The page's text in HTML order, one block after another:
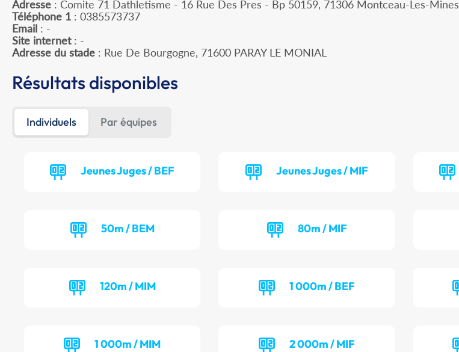
Adresse : Comite 71 Dathletisme - 16 Rue Des Pres - Bp 50159, 71306 Montceau-Les-
Téléphone 1 : 0385573737
Email : -
Site internet: -
Adresse du stade : Rue De Bourgogne, 71600 PARAY LE MONIAL
Résultats disponibles
Individuels Par équipes
Jeunes Juges / BEF Jeunes Juges / MIF
50m / BEM 80m / MIF
120m / MIM 1 000m / BEF
1 000m / MIM 2 000m / MIF